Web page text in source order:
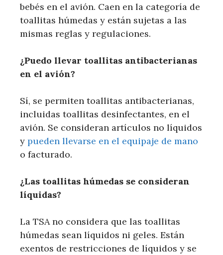
bebés en el avión. Caen en la categoría de
toallitas húmedas y están sujetas a las
mismas reglas y regulaciones.
¿Puedo llevar toallitas antibacterianas
en el avión?
Sí, se permiten toallitas antibacterianas,
incluidas toallitas desinfectantes, en el
avión. Se consideran artículos no líquidos
y pueden llevarse en el equipaje de mano
o facturado.
¿Las toallitas húmedas se consideran
líquidas?
La TSA no considera que las toallitas
húmedas sean líquidos ni geles. Están
exentos de restricciones de líquidos y se